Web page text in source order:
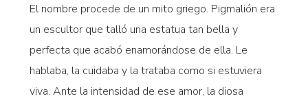
El nombre procede de un mito griego. Pigmalión era
un escultor que talló una estatua tan bella y
perfecta que acabó enamorándose de ella. Le
hablaba, la cuidaba y la trataba como si estuviera
viva. Ante la intensidad de ese amor, la diosa